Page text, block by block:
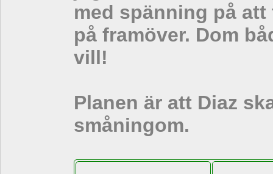
med spänning på
på framöver. Dom
vill!
Planen är att Diaz
småningom.